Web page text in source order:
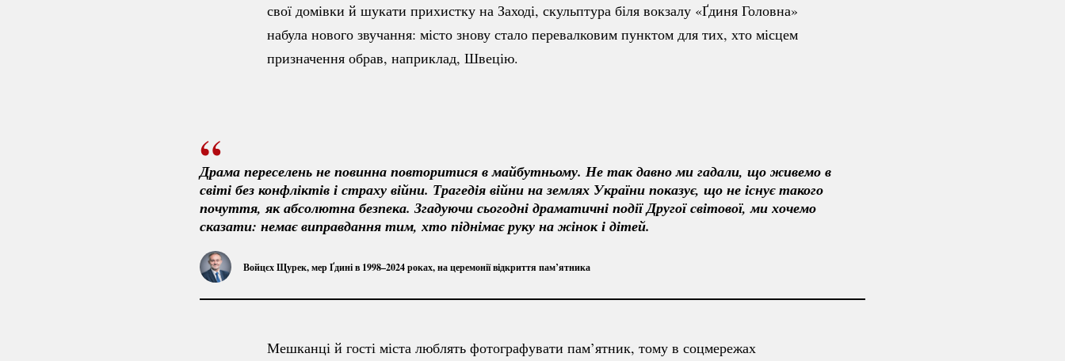
свої домівки й шукати прихистку на Заході, скульптура біля вокзалу «Ґдиня Головна»
набула нового звучання: місто знову стало перевалковим пунктом для тих, хто місцем
призначення обрав, наприклад, Швецію.
Войцєх Щурек, мер Ґдині в 1998–2024 роках, на церемонії відкриття пам’ятника
Драма переселень не повинна повторитися в майбутньому. Не так давно ми гадали, що живемо в
світі без конфліктів і страху війни. Трагедія війни на землях України показує, що не існує такого
почуття, як абсолютна безпека. Згадуючи сьогодні драматичні події Другої світової, ми хочемо
сказати: немає виправдання тим, хто піднімає руку на жінок і дітей.
Мешканці й гості міста люблять фотографувати пам’ятник, тому в соцмережах